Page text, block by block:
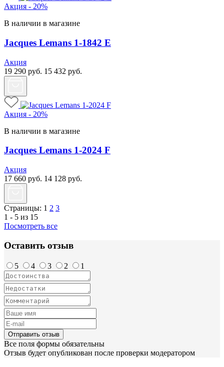
Акция - 20%
В наличии в магазине
Jacques Lemans 1-1842 E
Акция
19 290 руб. 15 432 руб.
Акция - 20%
В наличии в магазине
Jacques Lemans 1-2024 F
Акция
17 660 руб. 14 128 руб.
Страницы: 1 2 3
1 - 5 из 15
Посмотреть все
Оставить отзыв
5 4 3 2 1
Отправить отзыв
Все поля формы обязательны
Отзыв будет опубликован после проверки модератором